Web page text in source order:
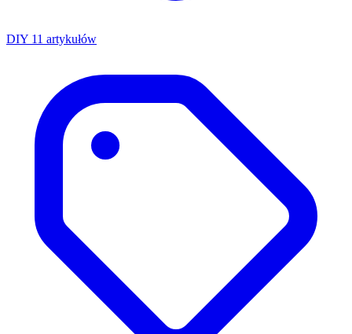
DIY 11 artykułów